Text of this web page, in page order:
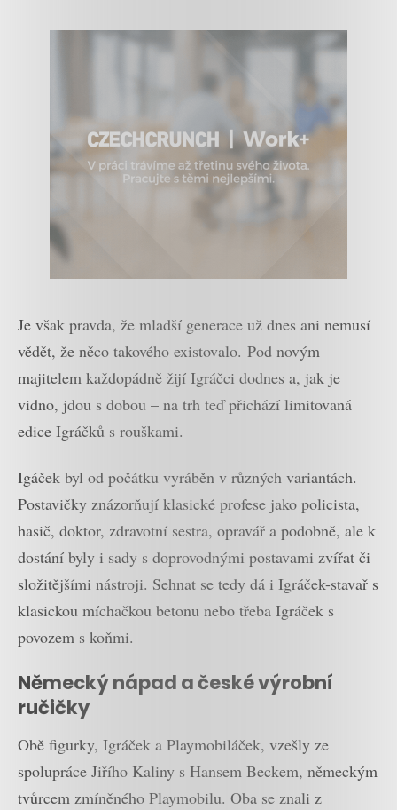
Je však pravda, že mladší generace už dnes ani nemusí
vědět, že něco takového existovalo. Pod novým
majitelem každopádně žijí Igráčci dodnes a, jak je
vidno, jdou s dobou – na trh teď přichází limitovaná
edice Igráčků s rouškami.
Igáček byl od počátku vyráběn v různých variantách.
Postavičky znázorňují klasické profese jako policista,
hasič, doktor, zdravotní sestra, opravář a podobně, ale k
dostání byly i sady s doprovodnými postavami zvířat či
složitějšími nástroji. Sehnat se tedy dá i Igráček-stavař s
klasickou míchačkou betonu nebo třeba Igráček s
povozem s koňmi.
Německý nápad a české výrobní
ručičky
Obě figurky, Igráček a Playmobiláček, vzešly ze
spolupráce Jiřího Kaliny s Hansem Beckem, německým
tvůrcem zmíněného Playmobilu. Oba se znali z